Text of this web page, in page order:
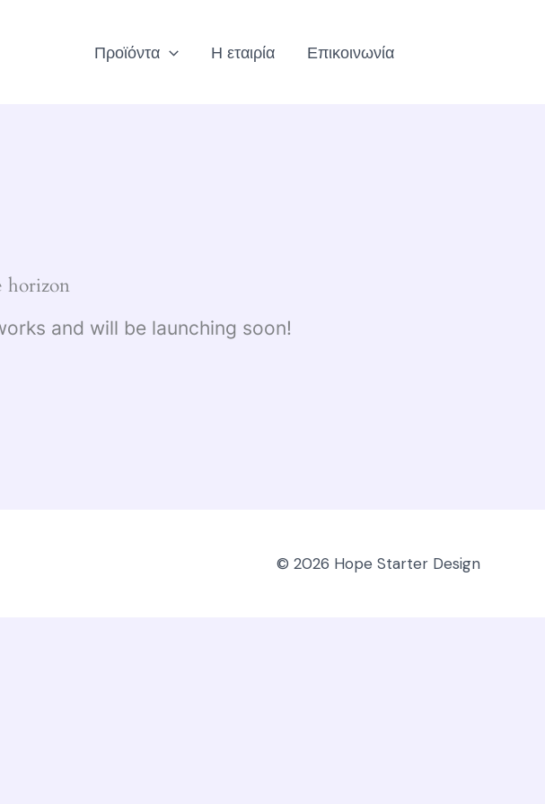
Προϊόντα Η εταιρία Επικοινωνία
horizon
and will be launching soon!
© 2026 Hope Starter Design